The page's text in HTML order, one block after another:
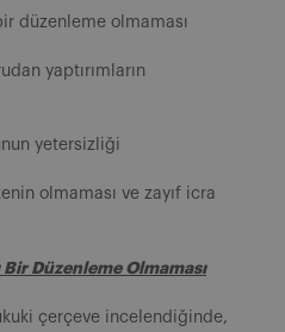
düzenleme olmaması
yaptırımların
yetersizliği
olmaması ve zayıf icra
Bir Düzenleme Olmaması
çerçeve incelendiğinde,